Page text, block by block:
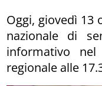
Oggi, giovedì 13
nazionale di
informativo
regionale alle